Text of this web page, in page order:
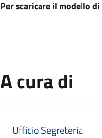
Per scaricare il modello
A cura di
Ufficio Segreteria